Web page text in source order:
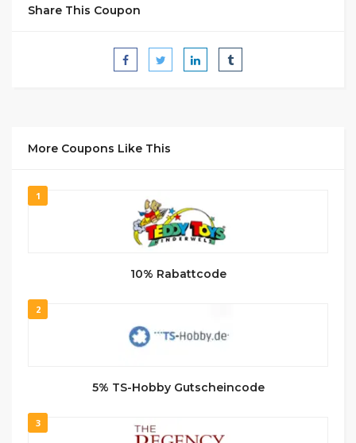
Share This Coupon
More Coupons Like This
1
10% Rabattcode
2
5% TS-Hobby Gutscheincode
3